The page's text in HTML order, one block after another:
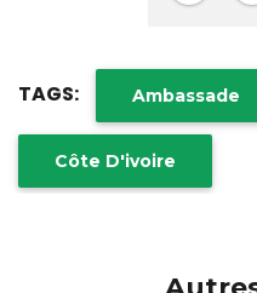
TAGS: Ambassade
Côte D'ivoire